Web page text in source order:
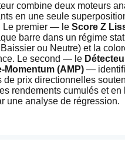
combine deux moteurs
en une seule
Le premier — le Score Z
barre dans un régime
ou Neutre) et la
Le second — le
Momentum (AMP) —
de prix directionnelles
rendements cumulés et en
une analyse de régression.
produisent un graphique où